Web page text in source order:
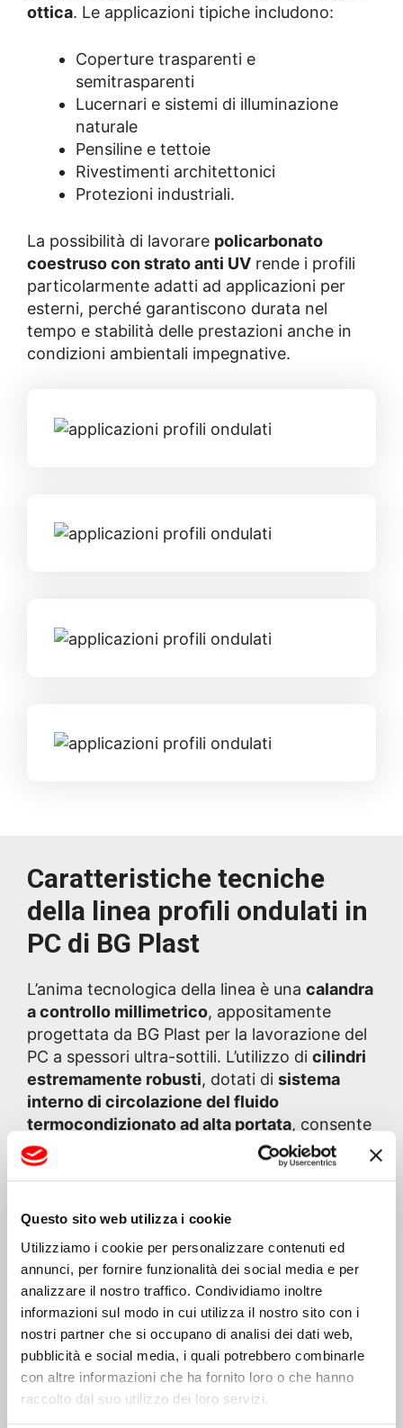
Questo sito web utilizza i cookie
Utilizziamo i cookie per personalizzare contenuti ed
annunci, per fornire funzionalità dei social media e per
analizzare il nostro traffico. Condividiamo inoltre
informazioni sul modo in cui utilizza il nostro sito con i
nostri partner che si occupano di analisi dei dati web,
pubblicità e social media, i quali potrebbero combinarle
con altre informazioni che ha fornito loro o che hanno
raccolto dal suo utilizzo dei loro servizi.
ottica. Le applicazioni tipiche includono:
Coperture trasparenti e
semitrasparenti
Lucernari e sistemi di illuminazione
naturale
Pensiline e tettoie
Rivestimenti architettonici
Protezioni industriali.
La possibilità di lavorare policarbonato
coestruso con strato anti UV rende i profili
particolarmente adatti ad applicazioni per
esterni, perché garantiscono durata nel
tempo e stabilità delle prestazioni anche in
condizioni ambientali impegnative.
Caratteristiche tecniche
della linea profili ondulati in
PC di BG Plast
L’anima tecnologica della linea è una calandra
a controllo millimetrico, appositamente
progettata da BG Plast per la lavorazione del
PC a spessori ultra-sottili. L’utilizzo di cilindri
estremamente robusti, dotati di sistema
interno di circolazione del fluido
termocondizionato ad alta portata, consente
un controllo termico accurato e uniforme,
condizione indispensabile per ottenere foglie
superficiali.
A valle della calandra, la foglia estrusa – già
coestrusa con un layer anti UV– attraversa
unforno di rammollimento a temperatura
controllata, che prepara il materiale alla
successiva fase di formatura. Il gruppo di
formatura è composto da unaserie di rulli
sagomati in lega metallica, tutti